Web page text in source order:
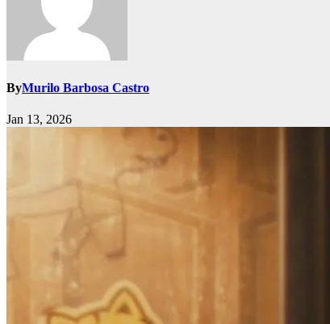
ByMurilo Barbosa Castro
Jan 13, 2026